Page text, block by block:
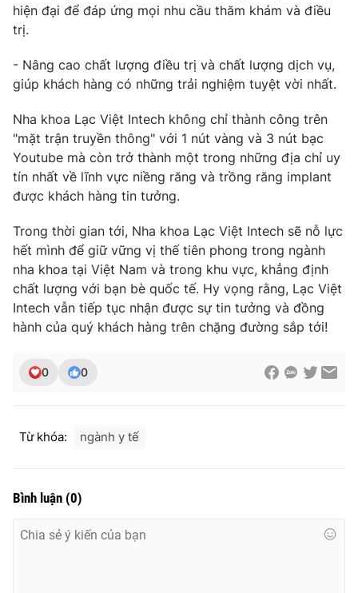
hiện đại để đáp ứng mọi nhu cầu thăm khám và điều
trị.
- Nâng cao chất lượng điều trị và chất lượng dịch vụ,
giúp khách hàng có những trải nghiệm tuyệt vời nhất.
Nha khoa Lạc Việt Intech không chỉ thành công trên
"mặt trận truyền thông" với 1 nút vàng và 3 nút bạc
Youtube mà còn trở thành một trong những địa chỉ uy
tín nhất về lĩnh vực niềng răng và trồng răng implant
được khách hàng tin tưởng.
Trong thời gian tới, Nha khoa Lạc Việt Intech sẽ nỗ lực
hết mình để giữ vững vị thế tiên phong trong ngành
nha khoa tại Việt Nam và trong khu vực, khẳng định
chất lượng với bạn bè quốc tế. Hy vọng rằng, Lạc Việt
Intech vẫn tiếp tục nhận được sự tin tưởng và đồng
hành của quý khách hàng trên chặng đường sắp tới!
0 0
Từ khóa: ngành y tế
Bình luận (0)